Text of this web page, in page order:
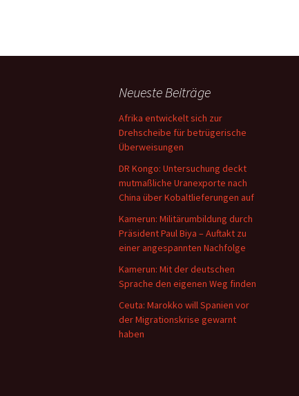
Neueste Beiträge
Afrika entwickelt sich zur
Drehscheibe für betrügerische
Überweisungen
DR Kongo: Untersuchung deckt
mutmaßliche Uranexporte nach
China über Kobaltlieferungen auf
Kamerun: Militärumbildung durch
Präsident Paul Biya – Auftakt zu
einer angespannten Nachfolge
Kamerun: Mit der deutschen
Sprache den eigenen Weg finden
Ceuta: Marokko will Spanien vor
der Migrationskrise gewarnt
haben